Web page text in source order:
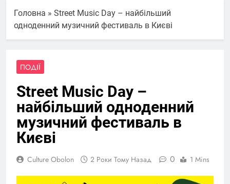
Головна » Street Music Day – найбільший
одноденний музичний фестиваль в Києві
ПОДІЇ
Street Music Day –
найбільший одноденний
музичний фестиваль в
Києві
Culture Obolon 2 Роки Тому Назад 0 1 Mins